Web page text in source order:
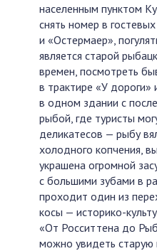
населенным пунктом
снять номер в
и «Остермаер»,
является старой
времен, посмотреть
в трактире «У
в одном здании с
рыбой, где туристы
деликатесов — рыбу
холодного копчения,
украшена огромной
с большими зубами в
проходит один из
косы — историко-
«От Росситтена до
можно увидеть